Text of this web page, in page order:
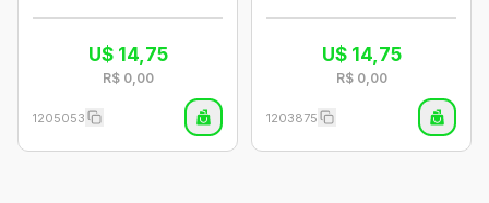
U$ 14,75
R$ 0,00
1205053
U$ 14,75
R$ 0,00
1203875